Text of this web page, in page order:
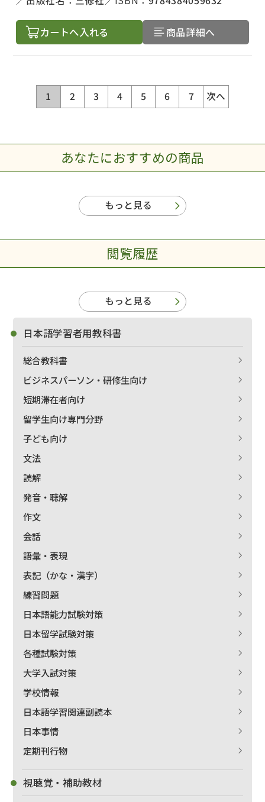
カートへ入れる 商品詳細へ
1 2 3 4 5 6 7 次へ
あなたにおすすめの商品
もっと見る
閲覧履歴
もっと見る
日本語学習者用教科書
総合教科書
ビジネスパーソン・研修生向け
短期滞在者向け
留学生向け専門分野
子ども向け
文法
読解
発音・聴解
作文
会話
語彙・表現
表記（かな・漢字）
練習問題
日本語能力試験対策
日本留学試験対策
各種試験対策
大学入試対策
学校情報
日本語学習関連副読本
日本事情
定期刊行物
視聴覚・補助教材